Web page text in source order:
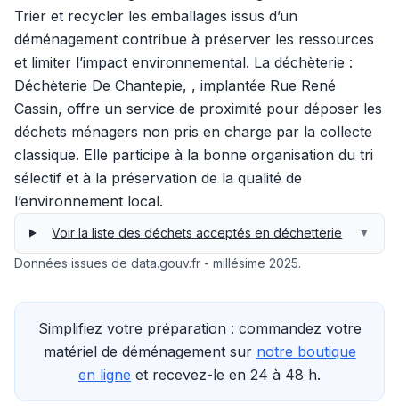
Trier et recycler les emballages issus d’un
déménagement contribue à préserver les ressources
et limiter l’impact environnemental. La déchèterie :
Déchèterie De Chantepie, , implantée Rue René
Cassin, offre un service de proximité pour déposer les
déchets ménagers non pris en charge par la collecte
classique. Elle participe à la bonne organisation du tri
sélectif et à la préservation de la qualité de
l’environnement local.
Voir la liste des déchets acceptés en déchetterie ▼
Données issues de data.gouv.fr - millésime 2025.
Simplifiez votre préparation : commandez votre
matériel de déménagement sur notre boutique
en ligne et recevez-le en 24 à 48 h.